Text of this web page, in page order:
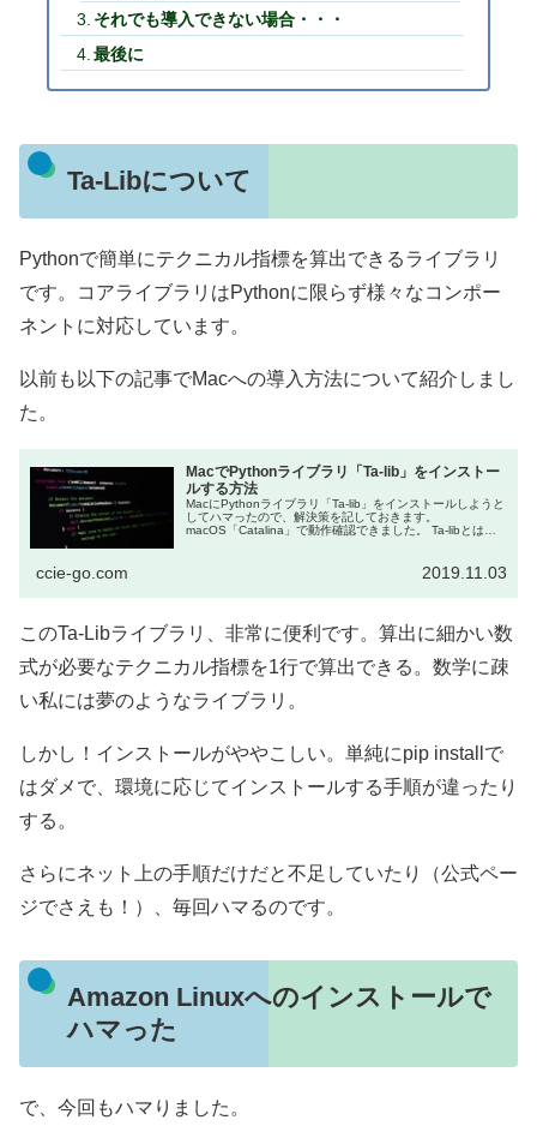
それでも導入できない場合・・・
最後に
Ta-Libについて
Pythonで簡単にテクニカル指標を算出できるライブラリ
です。コアライブラリはPythonに限らず様々なコンポー
ネントに対応しています。
以前も以下の記事でMacへの導入方法について紹介しまし
た。
MacでPythonライブラリ「Ta-lib」をインストー
ルする方法
MacにPythonライブラリ「Ta-lib」をインストールしようと
してハマったので、解決策を記しておきます。
macOS「Catalina」で動作確認できました。 Ta-libとは？
ccie-go.com 2019.11.03
このTa-Libライブラリ、非常に便利です。算出に細かい数
式が必要なテクニカル指標を1行で算出できる。数学に疎
い私には夢のようなライブラリ。
しかし！インストールがややこしい。単純にpip installで
はダメで、環境に応じてインストールする手順が違ったり
する。
さらにネット上の手順だけだと不足していたり（公式ペー
ジでさえも！）、毎回ハマるのです。
Amazon Linuxへのインストールで
ハマった
で、今回もハマりました。